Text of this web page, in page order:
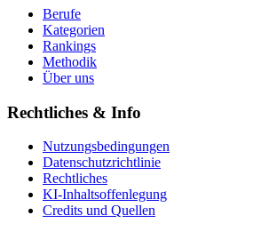
Berufe
Kategorien
Rankings
Methodik
Über uns
Rechtliches & Info
Nutzungsbedingungen
Datenschutzrichtlinie
Rechtliches
KI-Inhaltsoffenlegung
Credits und Quellen